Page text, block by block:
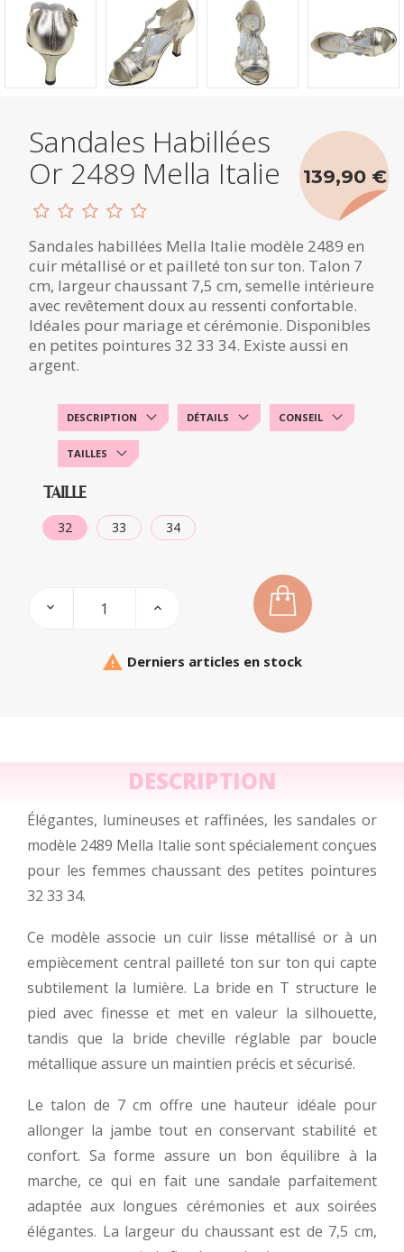
Sandales Habillées
Or 2489 Mella Italie
Sandales habillées Mella Italie modèle 2489 en
cuir métallisé or et pailleté ton sur ton. Talon 7
cm, largeur chaussant 7,5 cm, semelle intérieure
avec revêtement doux au ressenti confortable.
Idéales pour mariage et cérémonie. Disponibles
en petites pointures 32 33 34. Existe aussi en
argent.
139,90 €
DESCRIPTION DÉTAILS CONSEIL
TAILLES
TAILLE
32 33 34
 Derniers articles en stock
DESCRIPTION
Élégantes, lumineuses et raffinées, les sandales or
modèle 2489 Mella Italie sont spécialement conçues
pour les femmes chaussant des petites pointures
32 33 34.
Ce modèle associe un cuir lisse métallisé or à un
empiècement central pailleté ton sur ton qui capte
subtilement la lumière. La bride en T structure le
pied avec finesse et met en valeur la silhouette,
tandis que la bride cheville réglable par boucle
métallique assure un maintien précis et sécurisé.
Le talon de 7 cm offre une hauteur idéale pour
allonger la jambe tout en conservant stabilité et
confort. Sa forme assure un bon équilibre à la
marche, ce qui en fait une sandale parfaitement
adaptée aux longues cérémonies et aux soirées
élégantes. La largeur du chaussant est de 7,5 cm,